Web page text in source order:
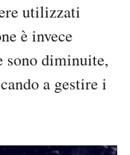
utilizzati
è invece
sono diminuite,
a gestire i